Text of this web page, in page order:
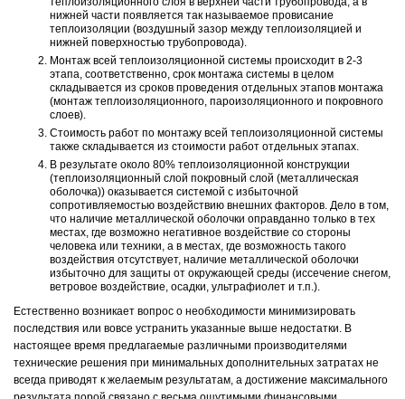
нижней части появляется так называемое провисание
теплоизоляции (воздушный зазор между теплоизоляцией и
нижней поверхностью трубопровода).
Монтаж всей теплоизоляционной системы происходит в 2-3
этапа, соответственно, срок монтажа системы в целом
складывается из сроков проведения отдельных этапов монтажа
(монтаж теплоизоляционного, пароизоляционного и покровного
слоев).
Стоимость работ по монтажу всей теплоизоляционной системы
также складывается из стоимости работ отдельных этапах.
В результате около 80% теплоизоляционной конструкции
(теплоизоляционный слой покровный слой (металлическая
оболочка)) оказывается системой с избыточной
сопротивляемостью воздействию внешних факторов. Дело в том,
что наличие металлической оболочки оправданно только в тех
местах, где возможно негативное воздействие со стороны
человека или техники, а в местах, где возможность такого
воздействия отсутствует, наличие металлической оболочки
избыточно для защиты от окружающей среды (иссечение снегом,
ветровое воздействие, осадки, ультрафиолет и т.п.).
Естественно возникает вопрос о необходимости минимизировать
последствия или вовсе устранить указанные выше недостатки. В
настоящее время предлагаемые различными производителями
технические решения при минимальных дополнительных затратах не
всегда приводят к желаемым результатам, а достижение максимального